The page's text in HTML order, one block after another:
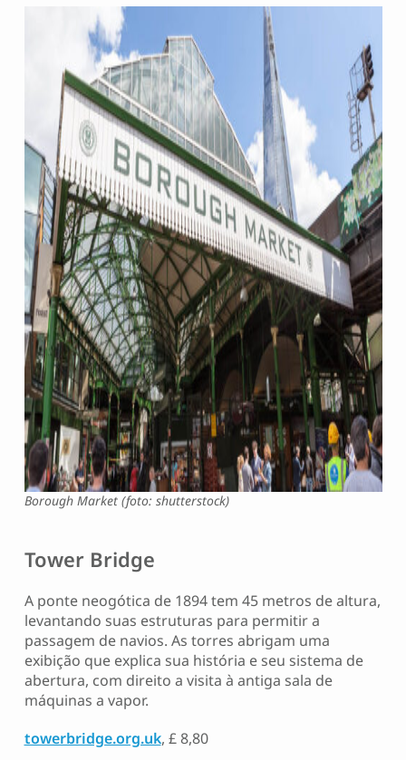
Borough Market (foto: shutterstock)
Tower Bridge
A ponte neogótica de 1894 tem 45 metros de altura,
levantando suas estruturas para permitir a
passagem de navios. As torres abrigam uma
exibição que explica sua história e seu sistema de
abertura, com direito a visita à antiga sala de
máquinas a vapor.
towerbridge.org.uk, £ 8,80